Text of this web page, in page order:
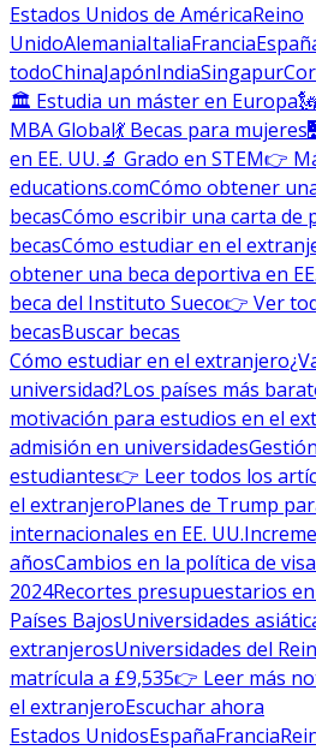
Estados Unidos de AméricaReino
UnidoAlemaniaItaliaFrancia
todoChinaJapónIndiaSingapur
🏛 Estudia un máster en Europa
MBA Global💃 Becas para mujeres
en EE. UU.🔬 Grado en STEM👉
educations.comCómo obtener
becasCómo escribir una carta de
becasCómo estudiar en el
obtener una beca deportiva en
beca del Instituto Sueco👉 Ver
becasBuscar becas
Cómo estudiar en el extranjero
universidad?Los países más
motivación para estudios en el
admisión en universidades
estudiantes👉 Leer todos los
el extranjeroPlanes de Trump
internacionales en EE. UU.
añosCambios en la política de
2024Recortes presupuestarios
Países BajosUniversidades
extranjerosUniversidades del
matrícula a £9,535👉 Leer más
el extranjeroEscuchar ahora
Estados UnidosEspañaFrancia